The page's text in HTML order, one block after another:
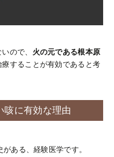
ので、 火の元である根本原
することが有効であると考
に有効な理由
ある、経験医学です。